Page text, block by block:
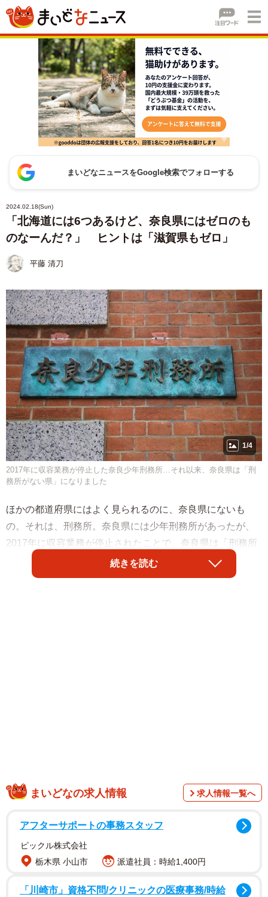
まいどなニュースをGoogle検索でフォローする
2024.02.18(Sun)
「北海道には6つあるけど、奈良県にはゼロのも
のなーんだ？」 ヒントは「滋賀県もゼロ」
平藤 清刀
1/4
2017年に収容業務が停止した奈良少年刑務所…それ以来、奈良県は「刑
務所がない県」になりました
ほかの都道府県にはよく見られるのに、奈良県にないも
の。それは、刑務所。奈良県には少年刑務所があったが、
2017年に収容業務が停止されたことで、奈良県は「刑務所
か。刑務所がない県なんて、他にもたくさんあるだろうと
でも1つの刑務所がある。北海道には少年刑務所も合わせる
と、なんと6つもある。だから「刑務所がない県」は、きわ
めて珍しいのである。
しかし奈良県にも、かつては刑務所が存在していた。1871
続きを読む
まいどなの求人情報 求人情報一覧へ
アフターサポートの事務スタッフ
ピックル株式会社
栃木県 小山市
派遣社員：時給1,400円
「川崎市」資格不問/クリニックの医療事務/時給